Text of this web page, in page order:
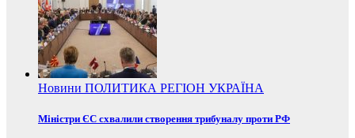
Новини ПОЛИТИКА РЕГІОН УКРАЇНА
Міністри ЄС схвалили створення трибуналу проти РФ